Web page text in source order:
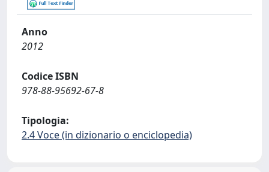
Anno
2012
Codice ISBN
978-88-95692-67-8
Tipologia:
2.4 Voce (in dizionario o enciclopedia)